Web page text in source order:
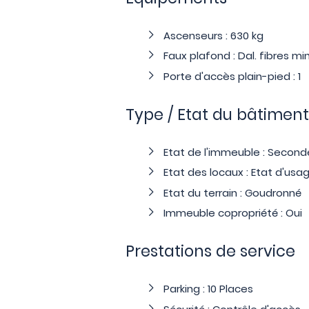
Ascenseurs : 630 kg
Faux plafond : Dal. fibres
Porte d'accès plain-pied : 1
Type / Etat du bâtiment
Etat de l'immeuble :
Etat des locaux : Etat
Etat du terrain : Goudronné
Immeuble copropriété : Oui
Prestations de service
Parking : 10 Places